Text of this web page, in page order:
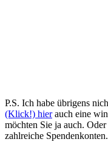
P.S. Ich habe übrigens
(Klick!) hierauch eine
möchten Sie ja auch.
zahlreiche Spendenkonten.